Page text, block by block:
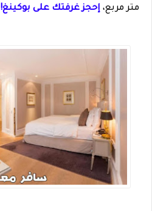
متر مربع، إحجز غرفتك على بوكينغ!